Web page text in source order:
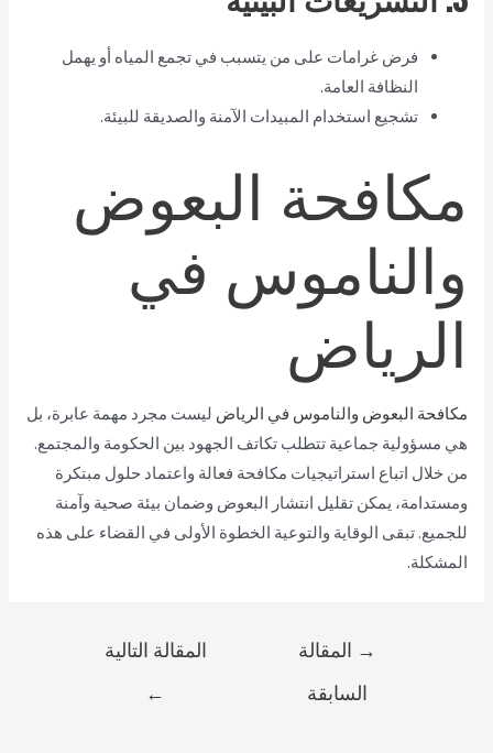
فرض غرامات على من يتسبب في تجمع المياه أو يهمل
النظافة العامة.
تشجيع استخدام المبيدات الآمنة والصديقة للبيئة.
مكافحة البعوض
والناموس في
الرياض
مكافحة البعوض والناموس في الرياض ليست مجرد مهمة عابرة، بل
هي مسؤولية جماعية تتطلب تكاتف الجهود بين الحكومة والمجتمع.
من خلال اتباع استراتيجيات مكافحة فعالة واعتماد حلول مبتكرة
ومستدامة، يمكن تقليل انتشار البعوض وضمان بيئة صحية وآمنة
للجميع. تبقى الوقاية والتوعية الخطوة الأولى في القضاء على هذه
المشكلة.
→ المقالة
السابقة
المقالة التالية
←